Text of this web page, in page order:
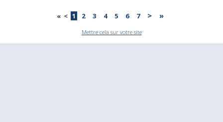
« < 1 2 3 4 5 6 7 > »
Mettre cela sur votre site